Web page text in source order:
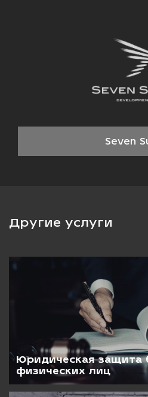
· Возможность выбора
· Индивидуальный подход при
мероприятий и согласования системы
Обращайтесь – подберем
рассчитаем цену и ответим на все
Seven
Другие услуги
Юридическая защита
физических лиц